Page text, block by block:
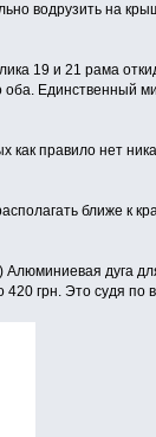
водрузить на
19 и 21 рама
оба. Единственный
как правило нет
ближе к
дуга
грн. Это судя по